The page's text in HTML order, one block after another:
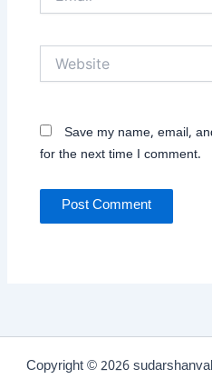
Save my name, email,
for the next time I comment.
Copyright © 2026